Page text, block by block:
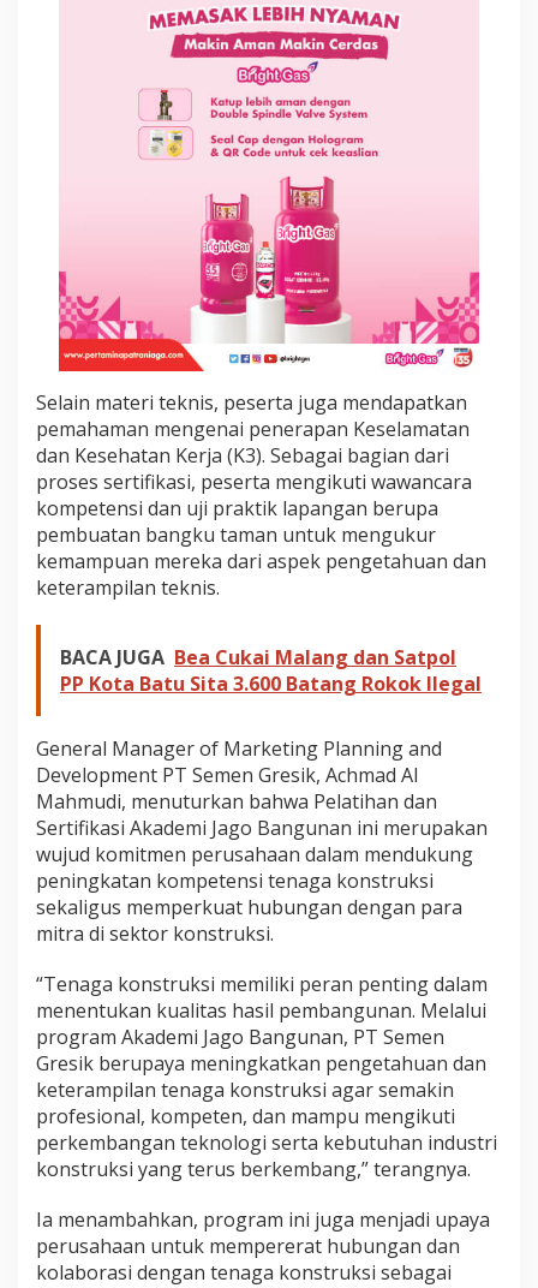
r
t
i
k
a
s
m
i
J
a
g
o
B
a
n
g
u
n
a
n
Selain materi teknis, peserta juga mendapatkan
pemahaman mengenai penerapan Keselamatan
dan Kesehatan Kerja (K3). Sebagai bagian dari
proses sertifikasi, peserta mengikuti wawancara
kompetensi dan uji praktik lapangan berupa
pembuatan bangku taman untuk mengukur
kemampuan mereka dari aspek pengetahuan dan
keterampilan teknis.
BACA JUGA Bea Cukai Malang dan Satpol
PP Kota Batu Sita 3.600 Batang Rokok Ilegal
General Manager of Marketing Planning and
Development PT Semen Gresik, Achmad Al
Mahmudi, menuturkan bahwa Pelatihan dan
Sertifikasi Akademi Jago Bangunan ini merupakan
wujud komitmen perusahaan dalam mendukung
peningkatan kompetensi tenaga konstruksi
sekaligus memperkuat hubungan dengan para
mitra di sektor konstruksi.
“Tenaga konstruksi memiliki peran penting dalam
menentukan kualitas hasil pembangunan. Melalui
program Akademi Jago Bangunan, PT Semen
Gresik berupaya meningkatkan pengetahuan dan
keterampilan tenaga konstruksi agar semakin
profesional, kompeten, dan mampu mengikuti
perkembangan teknologi serta kebutuhan industri
konstruksi yang terus berkembang,” terangnya.
Ia menambahkan, program ini juga menjadi upaya
perusahaan untuk mempererat hubungan dan
kolaborasi dengan tenaga konstruksi sebagai